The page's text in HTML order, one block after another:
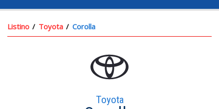
Listino Toyota Corolla
Toyota